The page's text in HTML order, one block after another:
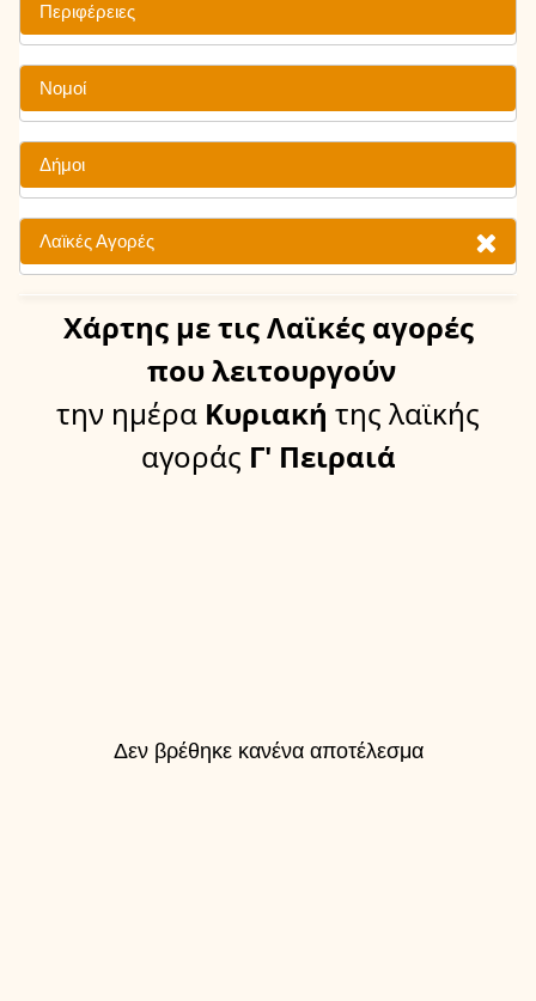
Περιφέρειες
Νομοί
Δήμοι
Λαϊκές Αγορές
Χάρτης με τις Λαϊκές αγορές
που λειτουργούν
την ημέρα Κυριακή της λαϊκής
αγοράς Γ' Πειραιά
Δεν βρέθηκε κανένα αποτέλεσμα